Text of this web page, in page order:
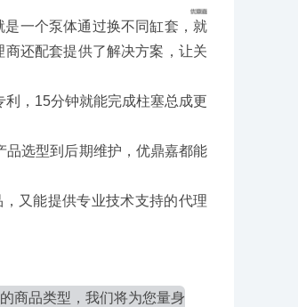
一个泵体通过换不同缸套，就
还配套提供了解决方案，让关
，15分钟就能完成柱塞总成更
选型到后期维护，优鼎嘉都能
又能提供专业技术支持的代理
商品类型，我们将为您量身